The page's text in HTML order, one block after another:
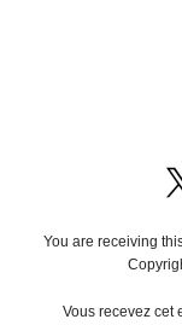
You are receiving
Vous recevez cet